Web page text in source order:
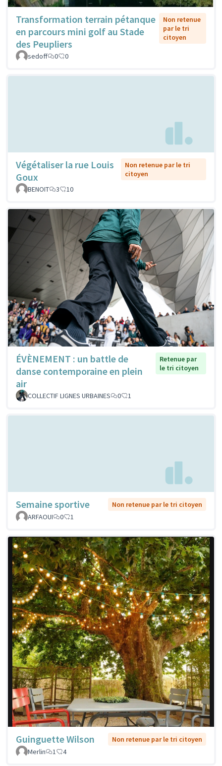
Transformation terrain pétanque
en parcours mini golf au Stade
des Peupliers
Non retenue
par le tri
citoyen
sedoff 0 0
Végétaliser la rue Louis
Goux
Non retenue par le tri
citoyen
BENOIT
3 10
ÉVÈNEMENT : un battle de
danse contemporaine en plein
air
Retenue par
le tri citoyen
COLLECTIF LIGNES URBAINES 0 1
Semaine sportive
Non retenue par le tri citoyen
ARFAOUI
0 1
Guinguette Wilson
Non retenue par le tri citoyen
Merlin
1 4